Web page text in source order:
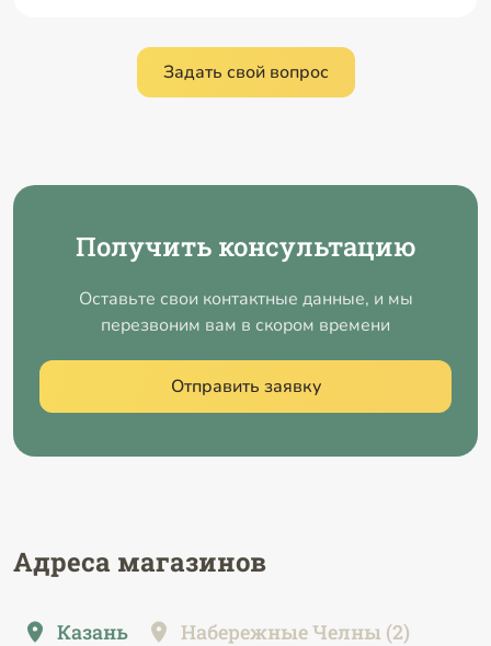
Задать свой вопрос
Получить консультацию
Оставьте свои контактные данные, и мы
перезвоним вам в скором времени
Отправить заявку
Адреса магазинов
Казань Набережные Челны (2)